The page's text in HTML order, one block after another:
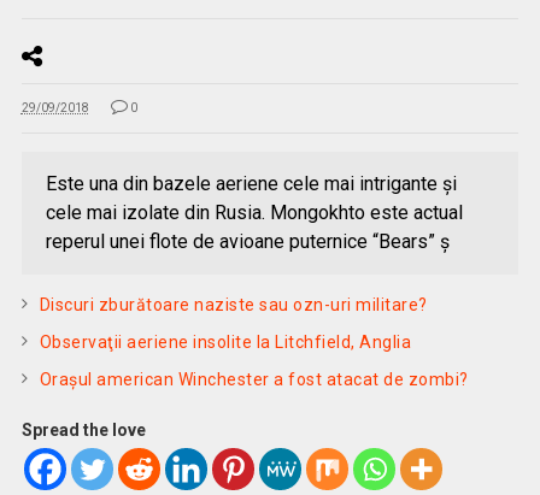
29/09/2018 0
Este una din bazele aeriene cele mai intrigante și
cele mai izolate din Rusia. Mongokhto este actual
reperul unei flote de avioane puternice “Bears” ș
Discuri zburătoare naziste sau ozn-uri militare?
Observaţii aeriene insolite la Litchfield, Anglia
Oraşul american Winchester a fost atacat de zombi?
Spread the love